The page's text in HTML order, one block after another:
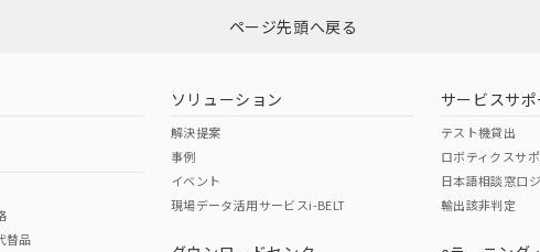
ダウンロードはこちら
Cr(VI)
ページ先頭へ戻る
替品
ソリューション
解決提案
事例
イベント
現場データ活用サービスi-BELT
サービスサポ
テスト機貸出
ロボティクスサ
日本語相談窓口
輸出該非判定